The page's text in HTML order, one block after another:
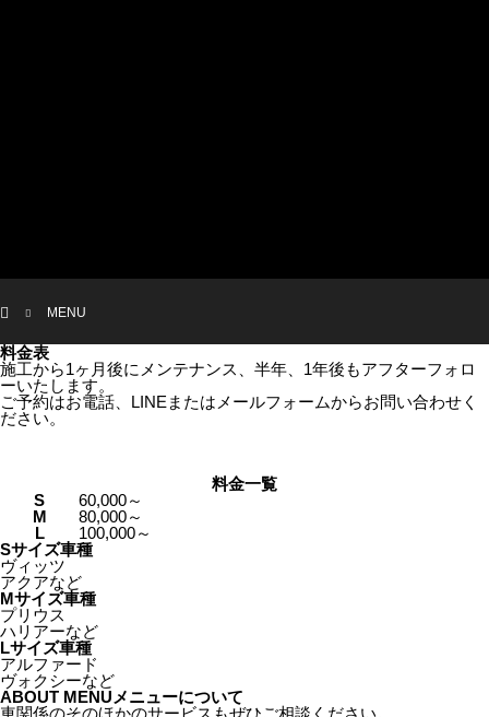
MENU
料金表
施工から1ヶ月後にメンテナンス、半年、1年後もアフターフォロ
ーいたします。
ご予約はお電話、LINEまたはメールフォームからお問い合わせく
ださい。
料金一覧
S
60,000～
M
80,000～
L
100,000～
Sサイズ車種
ヴィッツ
アクアなど
Mサイズ車種
プリウス
ハリアーなど
Lサイズ車種
アルファード
ヴォクシーなど
ABOUT MENU メニューについて
車関係のそのほかのサービスもぜひご相談ください。